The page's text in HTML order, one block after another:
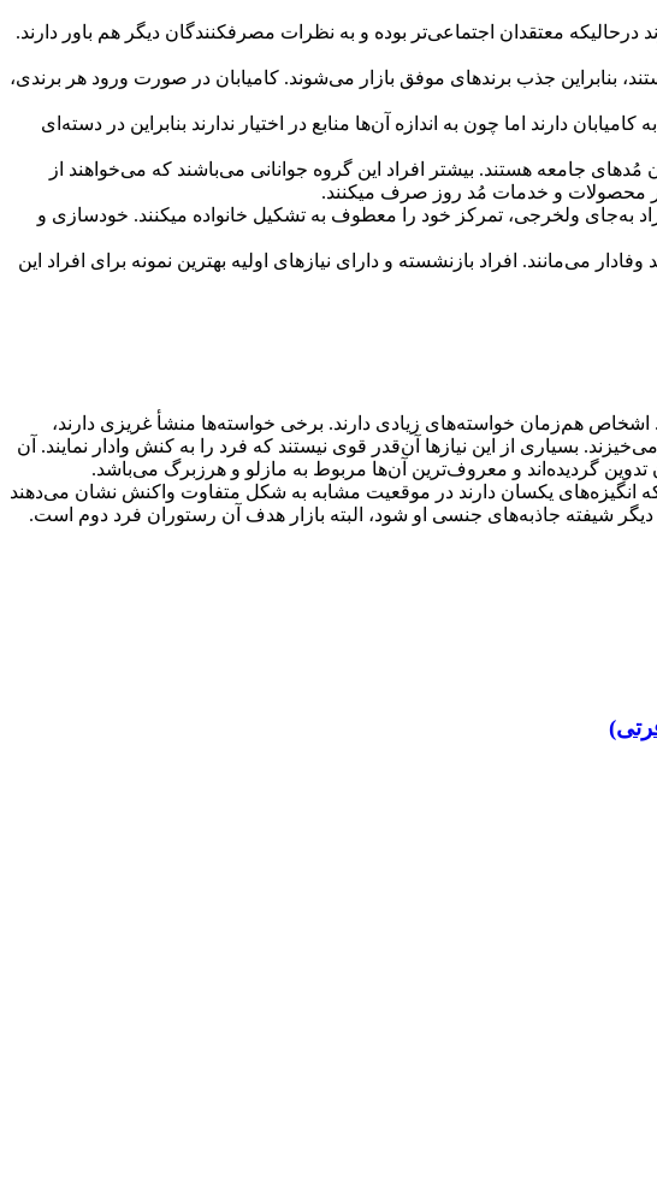
معتقدان اجتماعی‌تر بوده و به نظرات مصرفکنندگان دیگر هم باور دارند.
بنابراین جذب برندهای موفق بازار می‌شوند. كامیابان در صورت ورود هر برندی،
دارند اما چون به اندازه آن‌ها منابع در اختیار ندارند بنابراین در دسته‌ای
جامعه هستند. بیشتر افراد این گروه جوانانی می‌باشند كه می‌خواهند از
محصولات و خدمات مُد روز صرف میکنند.
به‌جای ولخرجی، تمركز خود را معطوف به تشكیل خانواده میکنند. خودسازی و
می‌مانند. افراد بازنشسته و دارای نیازهای اولیه بهترین نمونه برای افراد این
روان‌شناسانه در انتخاب‌های خود تبعیت می‌نماید: 1) انگیزش؛ 2) ادراك؛ 3) یادگیری و 4) اعتقادات. اشخاص هم‌زمان خواسته‌های زیادی دارند. برخی خواسته‌ها منشأ غریزی دارند،
بسیاری از این نیازها آن‌قدر قوی نیستند كه فرد را به كنش وادار نمایند. آن
گردیده‌اند و معروف‌ترین آن‌ها مربوط به مازلو و هرزبرگ می‌باشد.
انگیزه‌های یكسان دارند در موقعیت مشابه به شكل متفاوت واكنش نشان می‌دهند
شیفته جاذبه‌های جنسی او شود، البته بازار هدف آن رستوران فرد دوم است.